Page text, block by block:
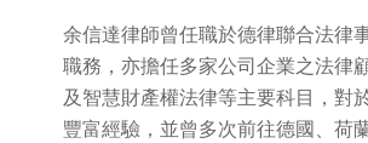
余信達律師曾任職於德律聯合法律
職務，亦擔任多家公司企業之法律
及智慧財產權法律等主要科目，對
豐富經驗，並曾多次前往德國、荷